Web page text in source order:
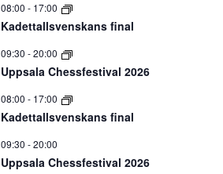
08:00 - 17:00
Kadettallsvenskans final
09:30 -20:00
Uppsala Chessfestival 2026
08:00 - 17:00
Kadettallsvenskans final
09:30 -20:00
Uppsala Chessfestival 2026